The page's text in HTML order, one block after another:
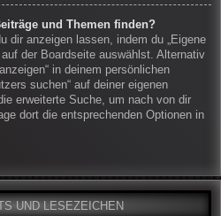
und Themen finden?
dir anzeigen lassen, indem du „Eigene
der Boardseite auswählst. Alternativ
in deinem persönlichen
suchen“ auf deiner eigenen
erweiterte Suche, um nach von dir
dort die entsprechenden Optionen in
UND LESEZEICHEN